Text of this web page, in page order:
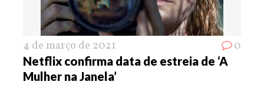
4 de março de 2021 0
Netflix confirma data de estreia de ‘A
Mulher na Janela’